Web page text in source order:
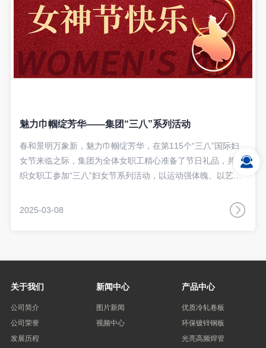
魅力巾帼绽芳华——集团“三八”系列活动
春和景明万象新，魅力巾帼绽芳华，在第115个“三八”国际妇
女节来临之际，集团为全体女职工精心准备了节日礼品，并组
织女职工参加“三八”妇女节系列活动，以运动强体魄、以艺术
共度健康愉悦的节日时光。
2025-03-08
关于我们
公司简介
公司荣誉
发展历程
新闻中心
图片新闻
视频中心
产品中心
优质冷轧卷板
环保镀锌钢板
光亮高频焊管